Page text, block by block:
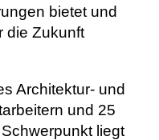
bietet und
die Zukunft
Architektur- und
und 25
liegt